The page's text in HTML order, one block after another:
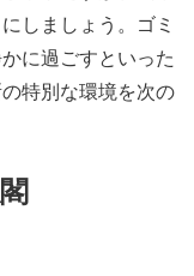
しましょう。ゴミ
に過ごすといった
特別な環境を次の